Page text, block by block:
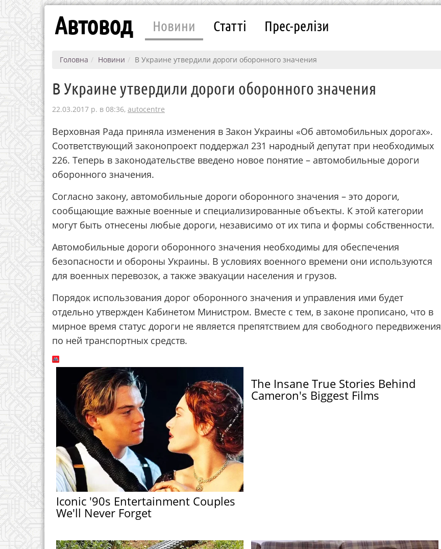
Автовод Новини Статті Прес-релізи
Головна Новини В Украине утвердили дороги оборонного значения
В Украине утвердили дороги оборонного значения
22.03.2017 р. в 08:36, autocentre
Верховная Рада приняла изменения в Закон Украины «Об автомобильных дорогах».
Соответствующий законопроект поддержал 231 народный депутат при необходимых
226. Теперь в законодательстве введено новое понятие – автомобильные дороги
оборонного значения.
Согласно закону, автомобильные дороги оборонного значения – это дороги,
сообщающие важные военные и специализированные объекты. К этой категории
могут быть отнесены любые дороги, независимо от их типа и формы собственности.
Автомобильные дороги оборонного значения необходимы для обеспечения
безопасности и обороны Украины. В условиях военного времени они используются
для военных перевозок, а также эвакуации населения и грузов.
Порядок использования дорог оборонного значения и управления ими будет
отдельно утвержден Кабинетом Министром. Вместе с тем, в законе прописано, что в
мирное время статус дороги не является препятствием для свободного передвижения
по ней транспортных средств.
Iconic '90s Entertainment Couples
We'll Never Forget
The Insane True Stories Behind
Cameron's Biggest Films